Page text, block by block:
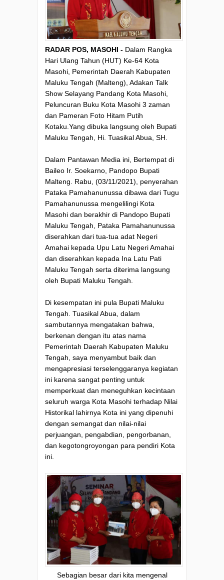
RADAR POS, MASOHI - Dalam Rangka
Hari Ulang Tahun (HUT) Ke-64 Kota
Masohi, Pemerintah Daerah Kabupaten
Maluku Tengah (Malteng), Adakan Talk
Show Selayang Pandang Kota Masohi,
Peluncuran Buku Kota Masohi 3 zaman
dan Pameran Foto Hitam Putih
Kotaku.Yang dibuka langsung oleh Bupati
Maluku Tengah, Hi. Tuasikal Abua, SH.
Dalam Pantawan Media ini, Bertempat di
Baileo Ir. Soekarno, Pandopo Bupati
Malteng. Rabu, (03/11/2021), penyerahan
Pataka Pamahanunussa dibawa dari Tugu
Pamahanunussa mengelilingi Kota
Masohi dan berakhir di Pandopo Bupati
Maluku Tengah, Pataka Pamahanunussa
diserahkan dari tua-tua adat Negeri
Amahai kepada Upu Latu Negeri Amahai
dan diserahkan kepada Ina Latu Pati
Maluku Tengah serta diterima langsung
oleh Bupati Maluku Tengah.
Di kesempatan ini pula Bupati Maluku
Tengah. Tuasikal Abua, dalam
sambutannya mengatakan bahwa,
berkenan dengan itu atas nama
Pemerintah Daerah Kabupaten Maluku
Tengah, saya menyambut baik dan
mengapresiasi terselenggaranya kegiatan
ini karena sangat penting untuk
memperkuat dan meneguhkan kecintaan
seluruh warga Kota Masohi terhadap Nilai
Historikal lahirnya Kota ini yang dipenuhi
dengan semangat dan nilai-nilai
perjuangan, pengabdian, pengorbanan,
dan kegotongroyongan para pendiri Kota
ini.
Sebagian besar dari kita mengenal